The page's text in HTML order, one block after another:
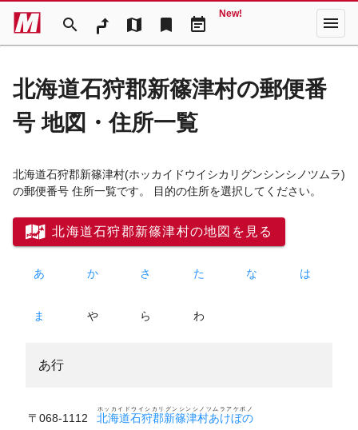
search map bookmark event_note
New! menu
北海道石狩郡新篠津村の郵便番
号 地図・住所一覧
北海道石狩郡新篠津村(ホッカイドウイシカリグンシンシノツムラ)
の郵便番号 住所一覧です。 目的の住所を選択してください。
北海道石狩郡新篠津村の地図を見る
あ か さ た な は
ま や ら わ
あ行
〒068-1112 北海道石狩郡新篠津村あけぼの
ホッカイドウイシカリグンシンシノツムラアケボノ